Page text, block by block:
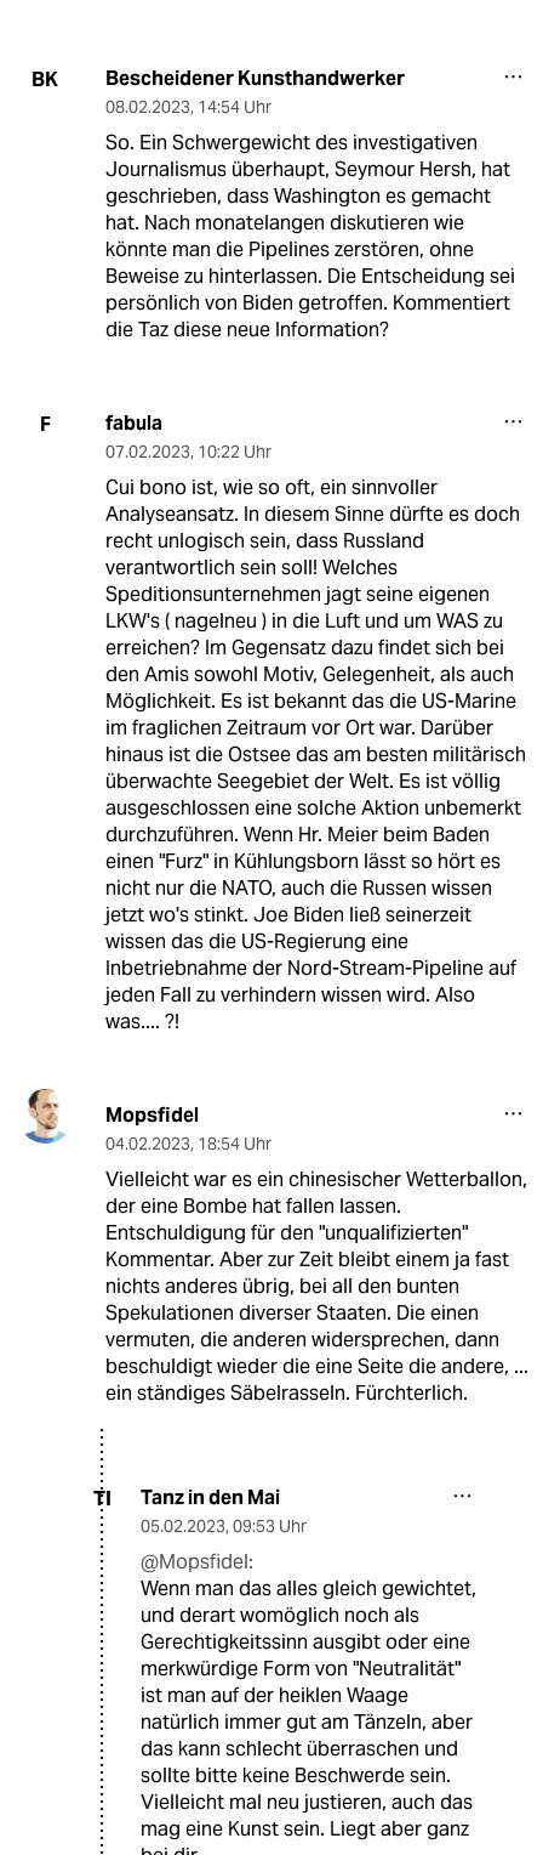
BK Bescheidener Kunsthandwerker
08.02.2023, 14:54 Uhr
So. Ein Schwergewicht des investigativen
Journalismus überhaupt, Seymour Hersh, hat
geschrieben, dass Washington es gemacht
hat. Nach monatelangen diskutieren wie
könnte man die Pipelines zerstören, ohne
Beweise zu hinterlassen. Die Entscheidung sei
persönlich von Biden getroffen. Kommentiert
die Taz diese neue Information?
F fabula
07.02.2023, 10:22 Uhr
Cui bono ist, wie so oft, ein sinnvoller
Analyseansatz. In diesem Sinne dürfte es doch
recht unlogisch sein, dass Russland
verantwortlich sein soll! Welches
Speditionsunternehmen jagt seine eigenen
LKW's ( nagelneu ) in die Luft und um WAS zu
erreichen? Im Gegensatz dazu findet sich bei
den Amis sowohl Motiv, Gelegenheit, als auch
Möglichkeit. Es ist bekannt das die US-Marine
im fraglichen Zeitraum vor Ort war. Darüber
hinaus ist die Ostsee das am besten militärisch
überwachte Seegebiet der Welt. Es ist völlig
ausgeschlossen eine solche Aktion unbemerkt
durchzuführen. Wenn Hr. Meier beim Baden
einen "Furz" in Kühlungsborn lässt so hört es
nicht nur die NATO, auch die Russen wissen
jetzt wo's stinkt. Joe Biden ließ seinerzeit
wissen das die US-Regierung eine
Inbetriebnahme der Nord-Stream-Pipeline auf
jeden Fall zu verhindern wissen wird. Also
was.... ?!
Mopsfidel
04.02.2023, 18:54 Uhr
Vielleicht war es ein chinesischer Wetterballon,
der eine Bombe hat fallen lassen.
Entschuldigung für den "unqualifizierten"
Kommentar. Aber zur Zeit bleibt einem ja fast
nichts anderes übrig, bei all den bunten
Spekulationen diverser Staaten. Die einen
vermuten, die anderen widersprechen, dann
beschuldigt wieder die eine Seite die andere, ...
ein ständiges Säbelrasseln. Fürchterlich.
TI Tanz in den Mai
05.02.2023, 09:53 Uhr
@Mopsfidel:
Wenn man das alles gleich gewichtet,
und derart womöglich noch als
Gerechtigkeitssinn ausgibt oder eine
merkwürdige Form von "Neutralität"
ist man auf der heiklen Waage
natürlich immer gut am Tänzeln, aber
das kann schlecht überraschen und
sollte bitte keine Beschwerde sein.
Vielleicht mal neu justieren, auch das
mag eine Kunst sein. Liegt aber ganz